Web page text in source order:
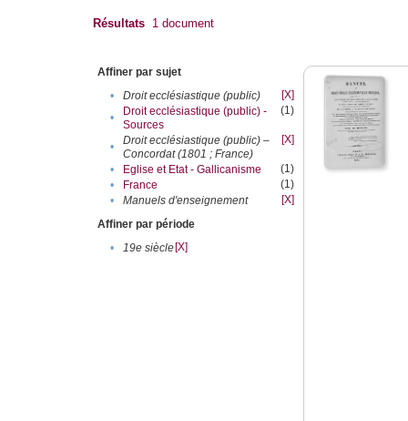
Résultats 1 document
Affiner par sujet
•
Droit ecclésiastique (public)
[X]
•
Droit ecclésiastique (public) -
Sources
(1)
•
Droit ecclésiastique (public) –
Concordat (1801 ; France)
[X]
• Eglise et Etat - Gallicanisme
(1)
•
France
(1)
•
Manuels d'enseignement
[X]
Affiner par période
•
19e siècle[X]